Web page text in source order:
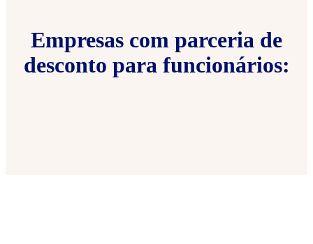
Empresas com parceria de
desconto para funcionários: